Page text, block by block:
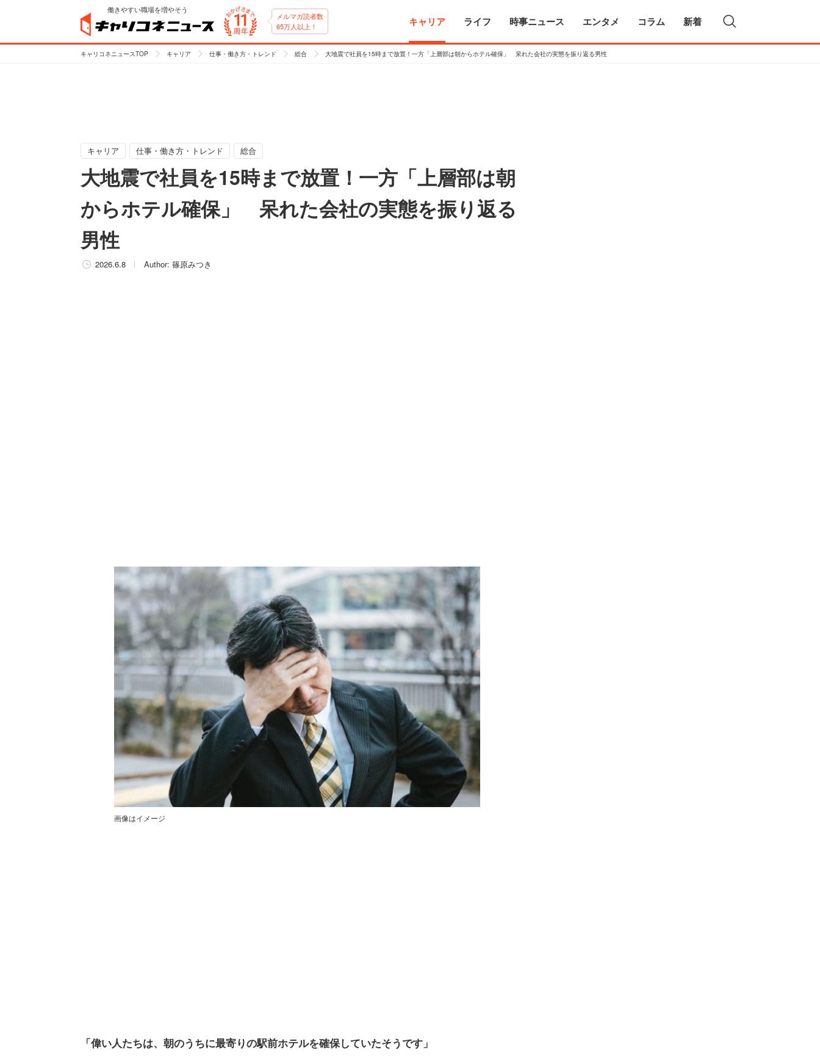
働きやすい職場を増やそう
メルマガ読者数
65万人以上！
キャリア ライフ 時事ニュース エンタメ コラム 新着
キャリコネニュースTOP キャリア 仕事・働き方・トレンド 総合 大地震で社員を15時まで放置！一方「上層部は朝からホテル確保」 呆れた会社の実態を振り返る男性
キャリア 仕事・働き方・トレンド 総合
大地震で社員を15時まで放置！一方「上層部は朝
からホテル確保」 呆れた会社の実態を振り返る
男性
2026.6.8 Author: 篠原みつき
画像はイメージ
「偉い人たちは、朝のうちに最寄りの駅前ホテルを確保していたそうです」